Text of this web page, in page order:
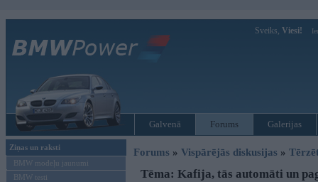
Sveiks, Viesi!
Galvenā Forums Galerijas
Ziņas un raksti
BMW modeļu jaunumi
BMW testi
Forums » Vispārējās diskusijas »
Tēma: Kafija, tās automāti un